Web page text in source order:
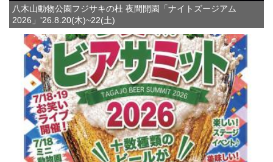
八木山動物公園フジサキの杜 夜間開園「ナイトズージアム
2026」'26.8.20(木)~22(土)